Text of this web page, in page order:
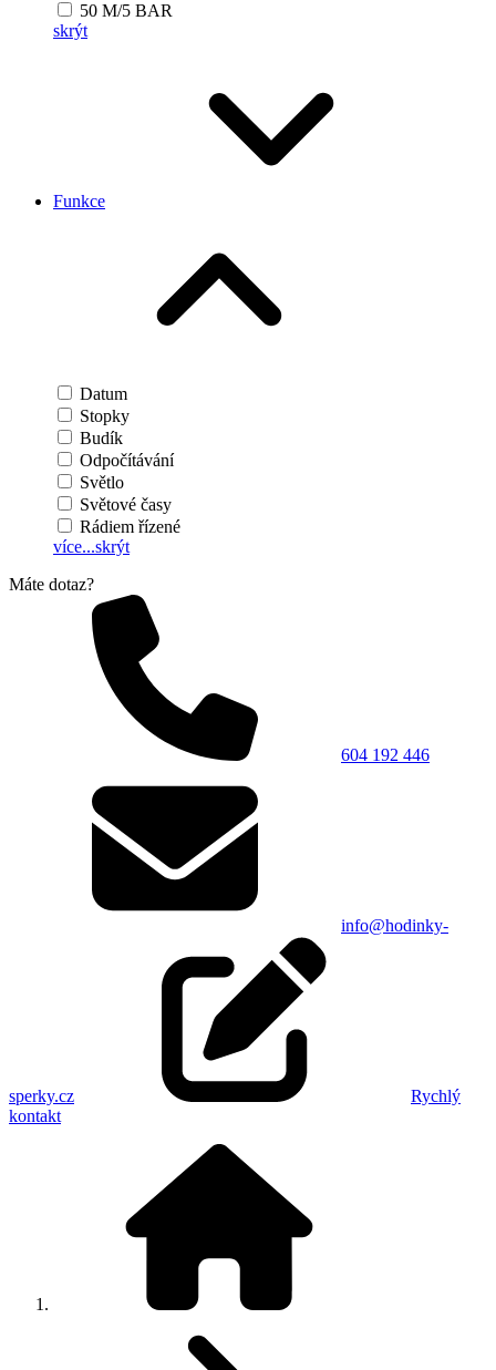
50 M/5 BAR
skrýt
Funkce
Datum
Stopky
Budík
Odpočítávání
Světlo
Světové časy
Rádiem řízené
více...skrýt
Máte dotaz?
604 192 446
info@hodinky-
sperky.cz
Rychlý
kontakt